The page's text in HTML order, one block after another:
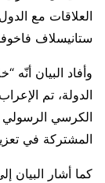
العلاقات مع
ستانيسلاف
وأفاد البيان أنّه
الدولة، تم
الكرسي الرسولي
المشتركة في
كما أشار البيان